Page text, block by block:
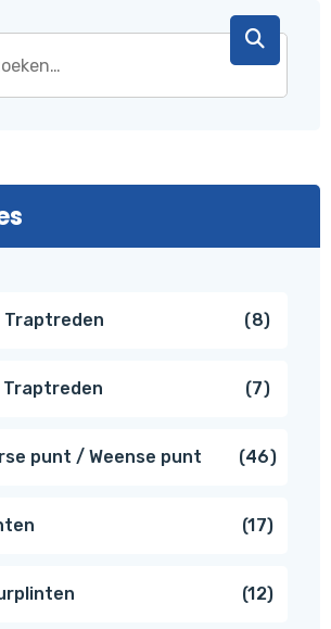
Traptreden 88
Traptreden 77
punt / Weense punt 4646
1717
1212